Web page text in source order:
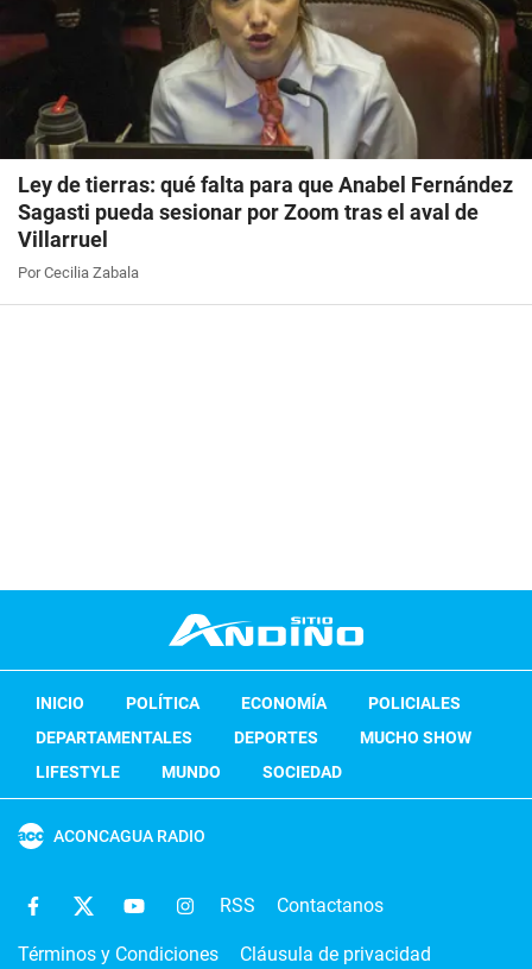
Ley de tierras: qué falta para que Anabel Fernández
Sagasti pueda sesionar por Zoom tras el aval de
Villarruel
Por Cecilia Zabala
INICIO POLÍTICA ECONOMÍA
POLICIALES
DEPARTAMENTALES
DEPORTES
MUCHO SHOW
LIFESTYLE
MUNDO SOCIEDAD
ACONCAGUA RADIO
RSS Contactanos
Términos y Condiciones Cláusula de privacidad